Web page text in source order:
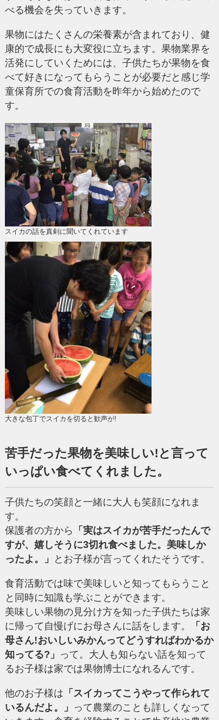
べる機会を失っていきます。
果物にはたくさんの栄養素が含まれており、健
康的で成長にも大変役に立ちます。 果物業界を
活発にしていくためには、子供たちが果物を食
べて好きになってもらうことが必要だと感じ学
童保育所での食育活動を昨年から始めたので
す。
スイカの話を真剣に聞いてくれています
大きな包丁でスイカを切ると歓声が!
苦手だった果物を美味しい!と言って
いっぱい食べてくれました。
子供たちの笑顔と一緒に大人も笑顔になれま
す。
保護者の方から
「実はスイカが苦手だったんで
すが、嬉しそうに3切れ食べました。美味しか
ったよ。」
とお子様が言ってくれたそうです。
食育活動では味で美味しいと知ってもらうこと
と同時に知識も学ぶことができます。
美味しい果物の見分け方を知った子供たちは家
に帰って自慢げにお母さんに話をします。
「お
母さん!おいしいみかんってどうすればわかるか
知ってる?」
って。大人も知らない話を知って
るお子様は家では果物博士になれるんです。
他のお子様は 「スイカってこうやって作られて
いるんだよ。」
って農業のことも詳しくなって